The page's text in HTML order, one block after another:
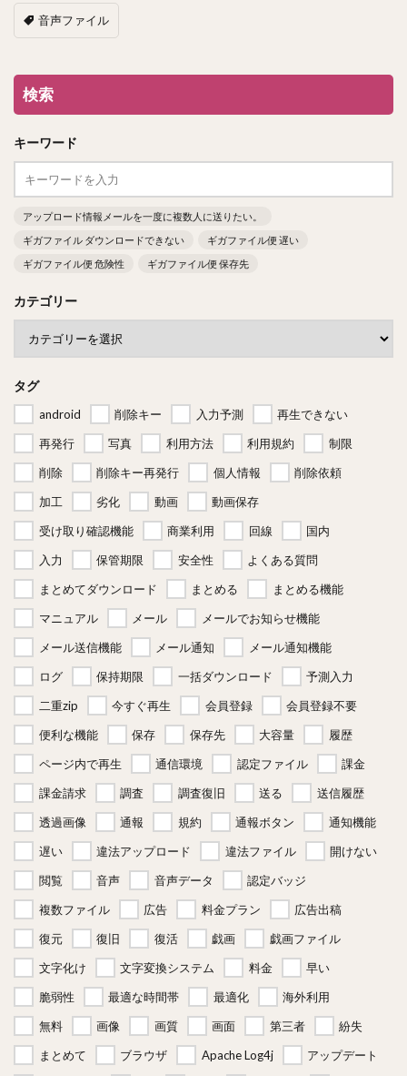
音声ファイル
検索
キーワード
アップロード情報メールを一度に複数人に送りたい。
ギガファイル ダウンロードできない
ギガファイル便 遅い
ギガファイル便 危険性
ギガファイル便 保存先
カテゴリー
タグ
android 削除キー 入力予測
再生できない
再発行
写真 利用方法 利用規約
制限
削除
削除キー再発行 個人情報
削除依頼
加工
劣化 動画
動画保存
受け取り確認機能
商業利用 回線
国内
入力
保管期限 安全性
よくある質問
まとめてダウンロード
まとめる
まとめる機能
マニュアル
メール
メールでお知らせ機能
メール送信機能
メール通知
メール通知機能
ログ
保持期限 一括ダウンロード
予測入力
二重zip
今すぐ再生 会員登録
会員登録不要
便利な機能
保存 保存先 大容量
履歴
ページ内で再生
通信環境 認定ファイル
課金
課金請求
調査 調査復旧 送る
送信履歴
透過画像
通報 規約 通報ボタン
通知機能
遅い
違法アップロード 違法ファイル
開けない
閲覧
音声 音声データ
認定バッジ
複数ファイル
広告 料金プラン
広告出稿
復元
復旧 復活 戯画
戯画ファイル
文字化け
文字変換システム 料金
早い
脆弱性
最適な時間帯 最適化
海外利用
無料
画像 画質 画面 第三者
紛失
まとめて
ブラウザ Apache Log4j
アップデート